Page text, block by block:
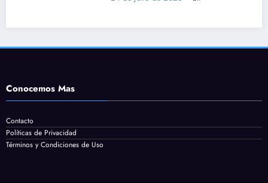
Conocemos Mas
Contacto
Políticas de Privacidad
Términos y Condiciones de Uso